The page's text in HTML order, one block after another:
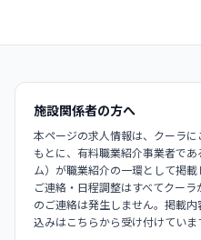
施設関係者の方へ
本ページの求人情報は、クーラ
もとに、有料職業紹介事業者で
ム）が職業紹介の一環として掲
ご連絡・日程調整はすべてクー
のご連絡は発生しません。掲載
込みはこちらから受け付けていま